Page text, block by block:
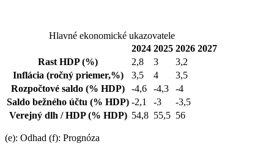
Hlavné ekonomické ukazovatele
2024 2025 2026 2027
Rast HDP(%) 2,8 3
3,2
Inflácia (ročný priemer,%) 3,5 4
3,5
Rozpočtové saldo (% HDP) -4,6 -4,3
-4
Saldo bežného účtu (% HDP) -2,1 -3
-3,5
Verejný dlh / HDP(% HDP) 54,8 55,5 56
(e): Odhad (f): Prognóza